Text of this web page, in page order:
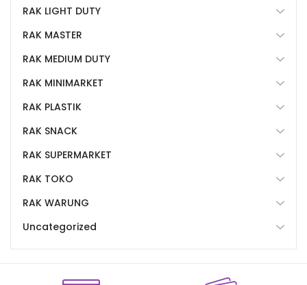
RAK LIGHT DUTY
RAK MASTER
RAK MEDIUM DUTY
RAK MINIMARKET
RAK PLASTIK
RAK SNACK
RAK SUPERMARKET
RAK TOKO
RAK WARUNG
Uncategorized